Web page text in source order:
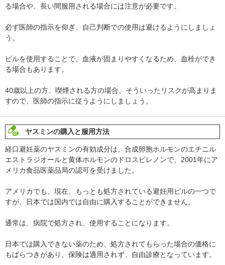
る場合や、長い間服用される場合には注意が必要です。
必ず医師の指示を仰ぎ、自己判断での使用は避けるようにしましょ
う。
ピルを使用することで、血液が固まりやすくなるため、血栓ができ
る場合もあります。
40歳以上の方、喫煙される方の場合、そういったリスクが高まりま
すので、医師の指示に従うようにしましょう。
ヤスミンの購入と服用方法
経口避妊薬のヤスミンの有効成分は、合成卵胞ホルモンのエチニル
エストラジオールと黄体ホルモンのドロスピレノンで、2001年にア
メリカ食品医薬品局の認可を受けました。
アメリカでも、現在、もっとも処方されている避妊用ピルの一つで
すが、日本では国内では自由に購入することができません。
通常は、病院で処方され、使用することになります。
日本では購入できない薬のため、処方されてもらった場合の価格に
もばらつきがあり、保険は適用されず、自由診療となっています。